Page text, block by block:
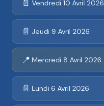
📄 Vendredi 10 Avril 2026
📄 Jeudi 9 Avril 2026
📍 Mercredi 8 Avril 2026
📄 Lundi 6 Avril 2026